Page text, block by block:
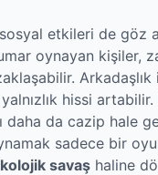
etkileri de göz
oynayan kişiler,
Arkadaşlık
hissi
daha da cazip hale
sadece bir
savaş haline